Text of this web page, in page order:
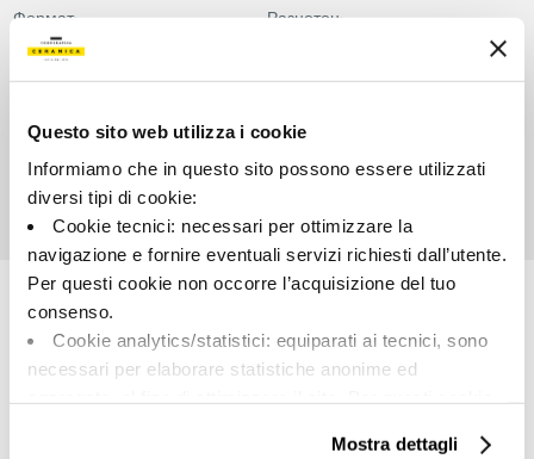
Questo sito web utilizza i cookie
Informiamo che in questo sito possono essere utilizzati
diversi tipi di cookie:
Cookie tecnici: necessari per ottimizzare la
navigazione e fornire eventuali servizi richiesti dall’utente.
Per questi cookie non occorre l’acquisizione del tuo
consenso.
Cookie analytics/statistici: equiparati ai tecnici, sono
necessari per elaborare statistiche anonime ed
Cookie di profilazione/marketing: sono utilizzati, solo
Mostra dettagli
Формат:
30.0x60.0
Разнотон:
Единица измерения:
Share: